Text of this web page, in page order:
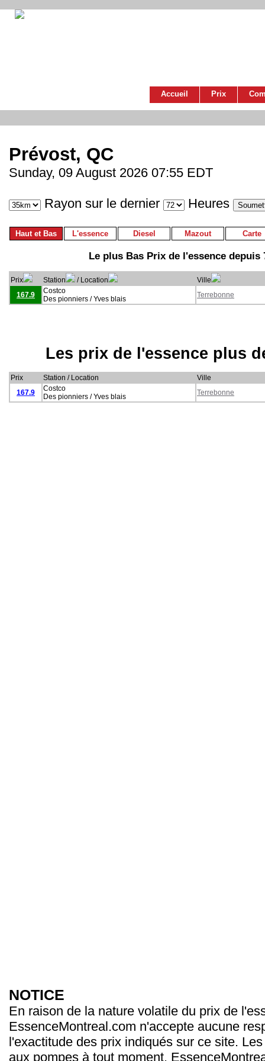
Accueil Prix
Prévost, QC
Sunday, 09 August 2026 07:55 EDT
Rayon sur le dernier Heures
Haut et Bas L'essence Diesel Mazout Carte
Le plus Bas Prix de l'essence depuis
Prix Station / Location
Ville
167.9
Costco
Des pionniers / Yves blais
Terrebonne
Les prix de l'essence plus
Prix Station / Location
Ville
167.9
Costco
Des pionniers / Yves blais
Terrebonne
NOTICE
En raison de la nature volatile du prix de
EssenceMontreal.com n'accepte aucune
l'exactitude des prix indiqués sur ce site.
aux pompes à tout moment.